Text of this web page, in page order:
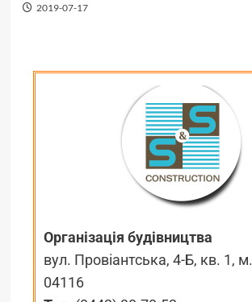
2019-07-17
Організація будівництва
вул. Провіантська, 4-Б, кв. 1, м.
04116